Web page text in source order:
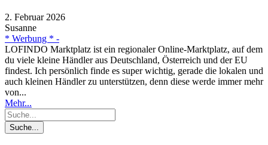
2. Februar 2026
Susanne
* Werbung * -
LOFINDO Marktplatz ist ein regionaler Online-Marktplatz, auf dem
du viele kleine Händler aus Deutschland, Österreich und der EU
findest. Ich persönlich finde es super wichtig, gerade die lokalen und
auch kleinen Händler zu unterstützen, denn diese werde immer mehr
von...
Mehr...